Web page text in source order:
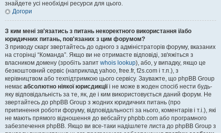
знайдете усі необхідні ресурси для цього.
Догори
З ким мені зв'язатись з питань некоректного використання і/або
юридичних питань, пов'язаних з цим форумом?
З приводу скарг звертайтесь до одного з адміністраторів форуму, вказаних
на сторінці “Команда”. Якщо ви не отримаєте відповіді, зв'яжіться з
власником домену (зробіть запит whois lookup), або, у випадку, якщо це
безкоштовний сервіс (наприклад yahoo, free.fr, f2s.com і т.п.), з
керівництвом або техпідтримкою цього сервісу. Зауважте, що phpBB Group
немає абсолютно ніякої юрисдикціїі не може в жоден спосіб нести будь-
яку відповідальність за те, як, де і ким використовується даний форум. Не
звертайтесь до phpBB Group з жодних юридичних питань (про
припинення роботи форуму, відповідальності за нього, коментарів і т.і.), які
не мають прямого відношення до вебсайту phpbb.com або програмного
забезпечення phpBB. Якщо ви все-таки надішлете листа до phpBB Group з